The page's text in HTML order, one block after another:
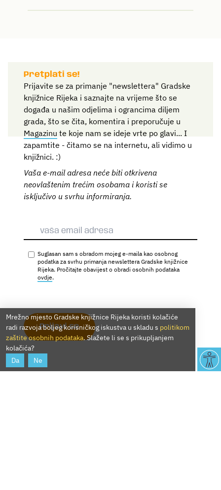
Pretplati se!
Prijavite se za primanje "newslettera" Gradske
knjižnice Rijeka i saznajte na vrijeme što se
događa u našim odjelima i ograncima diljem
grada, što se čita, komentira i preporučuje u
Magazinu te koje nam se ideje vrte po glavi... I
zapamtite - čitamo se na internetu, ali vidimo u
knjižnici. :)
Vaša e-mail adresa neće biti otkrivena
neovlaštenim trećim osobama i koristi se
isključivo u svrhu informiranja.
Suglasan sam s obradom mojeg e-maila kao osobnog
podatka za svrhu primanja newslettera Gradske knjižnice
Rijeka. Pročitajte obavijest o obradi osobnih podataka
ovdje.
Prijavi se
Mrežno mjesto Gradske knjižnice Rijeka koristi kolačiće
radi razvoja boljeg korisničkog iskustva u skladu s politikom
zaštite osobnih podataka. Slažete li se s prikupljanjem
kolačića?
Da
Ne